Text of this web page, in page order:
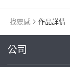
找靈感 作品詳情
公司繼續完成